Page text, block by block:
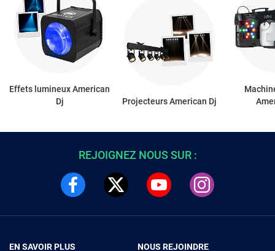
Effets lumineux American
Dj
Projecteurs American Dj
REJOIGNEZ NOUS SUR :
EN SAVOIR PLUS NOUS REJOINDRE